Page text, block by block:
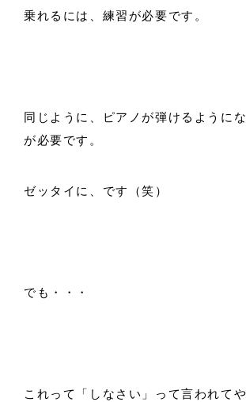
乗れるには、練習が必要です。
同じように、ピアノが弾けるように
が必要です。
ゼッタイに、です（笑）
でも・・・
これって「しなさい」って言われて